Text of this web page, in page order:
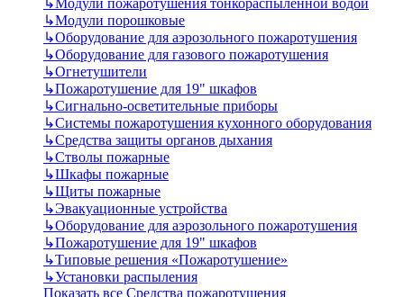
↳Модули пожаротушения тонкораспыленной водой
↳Модули порошковые
↳Оборудование для аэрозольного пожаротушения
↳Оборудование для газового пожаротушения
↳Огнетушители
↳Пожаротушение для 19" шкафов
↳Сигнально-осветительные приборы
↳Системы пожаротушения кухонного оборудования
↳Средства защиты органов дыхания
↳Стволы пожарные
↳Шкафы пожарные
↳Щиты пожарные
↳Эвакуационные устройства
↳Оборудование для аэрозольного пожаротушения
↳Пожаротушение для 19" шкафов
↳Типовые решения «Пожаротушение»
↳Установки распыления
Показать все Средства пожаротушения